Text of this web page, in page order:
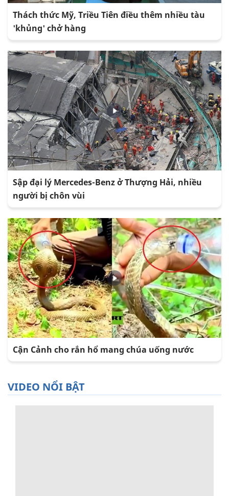
Thách thức Mỹ, Triều Tiên điều thêm nhiều tàu
'khủng' chở hàng
Sập đại lý Mercedes-Benz ở Thượng Hải, nhiều
người bị chôn vùi
Cận Cảnh cho rắn hổ mang chúa uống nước
VIDEO NỔI BẬT